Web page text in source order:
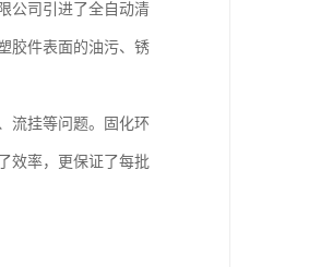
公司引进了全自动清
胶件表面的油污、锈
流挂等问题。固化环
效率，更保证了每批